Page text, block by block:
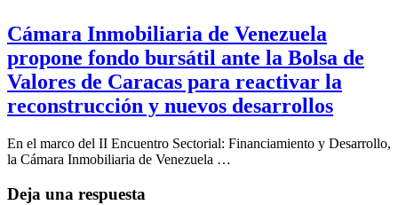
Cámara Inmobiliaria de Venezuela
propone fondo bursátil ante la Bolsa de
Valores de Caracas para reactivar la
reconstrucción y nuevos desarrollos
En el marco del II Encuentro Sectorial: Financiamiento y Desarrollo,
la Cámara Inmobiliaria de Venezuela …
Deja una respuesta